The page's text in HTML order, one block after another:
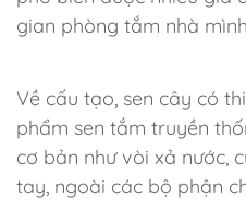
gian phòng tắm nhà
Về cấu tạo, sen cây có
phẩm sen tắm truyền
cơ bản như vòi xả nước,
tay, ngoài các bộ phận